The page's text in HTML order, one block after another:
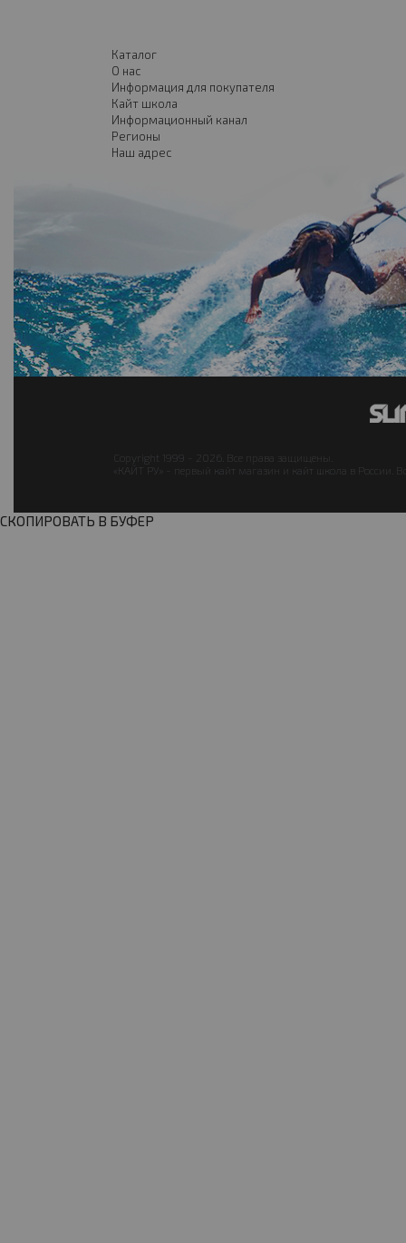
Каталог
О нас
Информация для покупателя
Кайт школа
Информационный канал
Регионы
Наш адрес
Copyright 1999 - 2026. Все права защищены.
«КАЙТ РУ» - первый кайт магазин и кайт школа в России.
СКОПИРОВАТЬ В БУФЕР